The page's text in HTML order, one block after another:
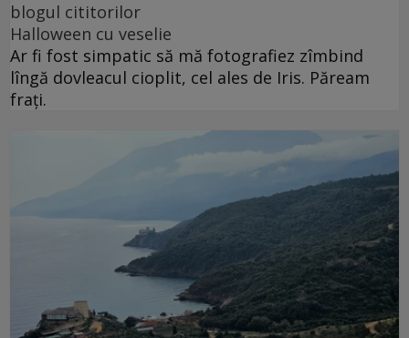
blogul cititorilor
Halloween cu veselie
Ar fi fost simpatic să mă fotografiez zîmbind
lîngă dovleacul cioplit, cel ales de Iris. Păream
frați.